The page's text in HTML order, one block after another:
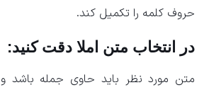
حروف کلمه را تکمیل کند.
در انتخاب متن املا دقت کنید:
متن مورد نظر باید حاوی جمله باشد و